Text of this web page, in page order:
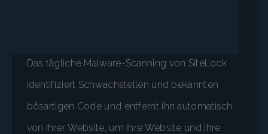
Das tägliche Malware-Scanning von SiteLock
identifiziert Schwachstellen und bekannten
bösartigen Code und entfernt ihn automatisch
von Ihrer Website, um Ihre Website und Ihre